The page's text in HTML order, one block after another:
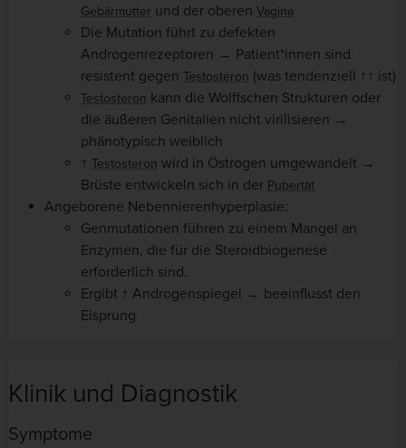
Gebärmutter und der oberen Vagina
Die Mutation führt zu defekten
Androgenrezeptoren → Patient*innen sind
resistent gegen Testosteron (was tendenziell ↑↑ ist)
Testosteron kann die Wolffschen Strukturen oder
die äußeren Genitalien nicht virilisieren →
phänotypisch weiblich
↑ Testosteron wird in Östrogen umgewandelt →
Brüste entwickeln sich in der Pubertät
Angeborene Nebennierenhyperplasie:
Genmutationen führen zu einem Mangel an
Enzymen, die für die Steroidbiogenese
erforderlich sind.
Ergibt ↑ Androgenspiegel → beeinflusst den
Eisprung
Klinik und Diagnostik
Symptome